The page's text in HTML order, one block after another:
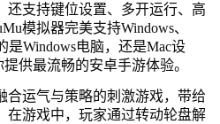
还支持键位设置、多开运行、高
模拟器完美支持Windows、
是Windows电脑，还是Mac设
供最流畅的安卓手游体验。
合运气与策略的刺激游戏，带给
在游戏中，玩家通过转动轮盘解